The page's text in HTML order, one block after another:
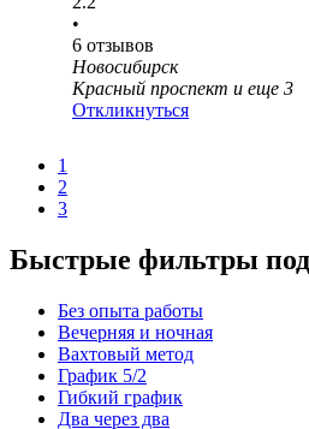
•
6 отзывов
Новосибирск
Красный проспект и еще 3
Откликнуться
1
2
3
Быстрые фильтры
Без опыта работы
Вечерняя и ночная
Вахтовый метод
График 5/2
Гибкий график
Два через два